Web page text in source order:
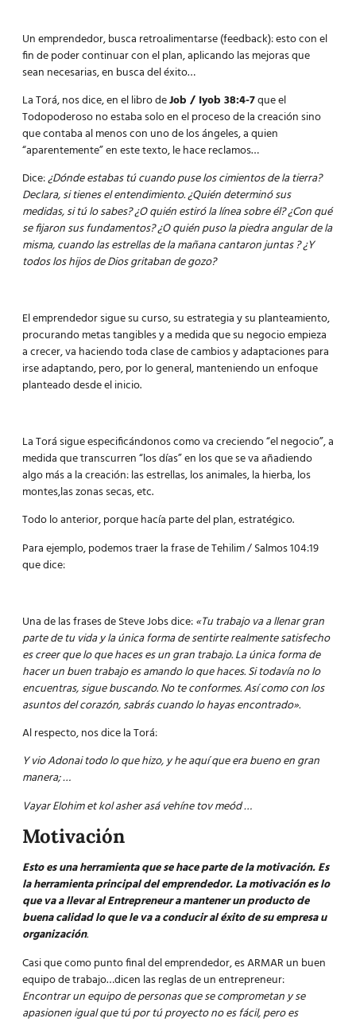
Un emprendedor, busca retroalimentarse (feedback): esto con el
fin de poder continuar con el plan, aplicando las mejoras que
sean necesarias, en busca del éxito…
La Torá, nos dice, en el libro deJob / Iyob 38:4-7que el
Todopoderoso no estaba solo en el proceso de la creación sino
que contaba al menos con uno de los ángeles, a quien
“aparentemente” en este texto, le hace reclamos…
Dice:¿Dónde estabas tú cuando puse los cimientos de la tierra?
Declara, si tienes el entendimiento. ¿Quién determinó sus
medidas, si tú lo sabes? ¿O quién estiró la línea sobre él? ¿Con qué
se fijaron sus fundamentos? ¿O quién puso la piedra angular de la
misma, cuando las estrellas de la mañana cantaron juntas ? ¿Y
todos los hijos de Dios gritaban de gozo?
El emprendedor sigue su curso, su estrategia y su planteamiento,
procurando metas tangibles y a medida que su negocio empieza
a crecer, va haciendo toda clase de cambios y adaptaciones para
irse adaptando, pero, por lo general, manteniendo un enfoque
planteado desde el inicio.
La Torá sigue especificándonos como va creciendo “el negocio”, a
medida que transcurren “los días” en los que se va añadiendo
algo más a la creación: las estrellas, los animales, la hierba, los
montes,las zonas secas, etc.
Todo lo anterior, porque hacía parte del plan, estratégico.
Para ejemplo, podemos traer la frase de Tehilim / Salmos 104:19
que dice:
Una de las frases de Steve Jobs dice:«Tu trabajo va a llenar gran
parte de tu vida y la única forma de sentirte realmente satisfecho
es creer que lo que haces es un gran trabajo. La única forma de
hacer un buen trabajo es amando lo que haces. Si todavía no lo
encuentras, sigue buscando. No te conformes. Así como con los
asuntos del corazón, sabrás cuando lo hayas encontrado».
Al respecto, nos dice la Torá:
Y vio Adonai todo lo que hizo, y he aquí que era bueno en gran
manera; …
Vayar Elohim et kol asher asá vehíne tov meód …
Motivación
Esto es una herramienta que se hace parte de la motivación. Es
la herramienta principal del emprendedor.La motivación es lo
que va a llevar al Entrepreneur a mantener un producto de
buena calidad lo que le va a conducir al éxito de su empresa u
organización.
Casi que como punto final del emprendedor, es ARMAR un buen
equipo de trabajo…dicen las reglas de un entrepreneur:
Encontrar un equipo de personas que se comprometan y se
apasionen igual que tú por tú proyecto no es fácil, pero es